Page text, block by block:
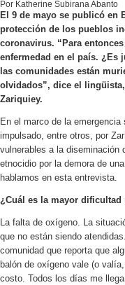
Por Katherine Subirana Abanto
El 9 de mayo se publicó en
protección de los pueblos
coronavirus. “Para
enfermedad en el país. ¿Es
las comunidades están
olvidados”, dice el
Zariquiey.
En el marco de la
impulsado, entre otros, por
vulnerables a la diseminación
etnocidio por la demora de
hablamos en esta entrevista.
¿Cuál es la mayor dificultad
La falta de oxígeno. La
que no están siendo
comunidad que reporta que
balón de oxígeno vale (o
costo. Todos los días me